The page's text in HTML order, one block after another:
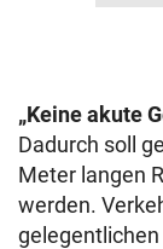
„Keine akute
Dadurch soll
Meter langen
werden.